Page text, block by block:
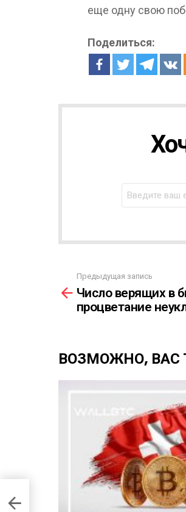
еще одну свою
Поделиться:
Я
С
С
Ы
Л
м
т
Предыдущая запись
Число верящих в
процветание
ВОЗМОЖНО, ВАС